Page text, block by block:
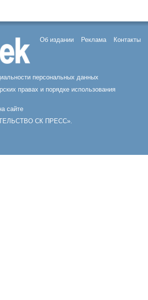
Об издании Реклама Контакты
персональных данных
правах и порядке использования
сайте
СК ПРЕСС».